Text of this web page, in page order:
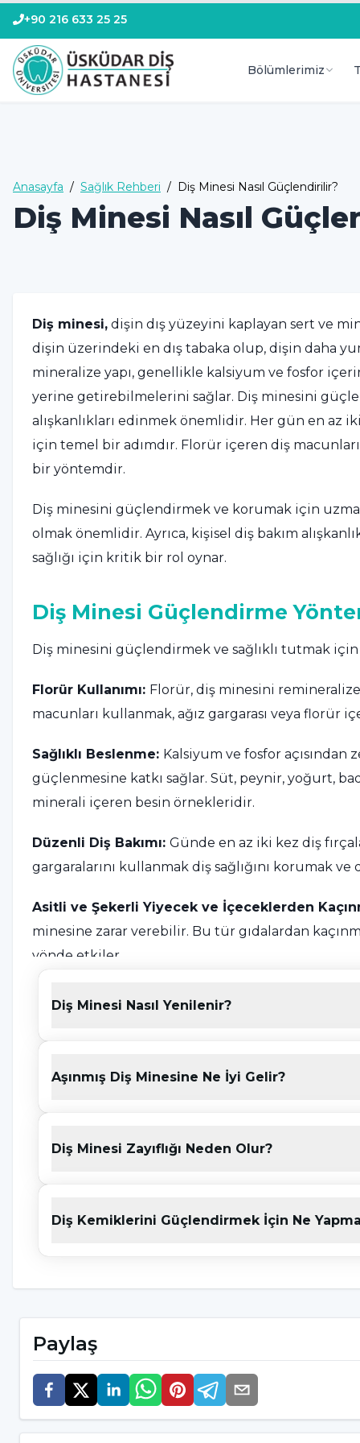
+90 216 633 25 25
Bölümlerimiz
Anasayfa / Sağlık Rehberi / Diş Minesi Nasıl Güçlendirilir?
Diş Minesi Nasıl
Diş minesi, dişin dış yüzeyini kaplayan sert ve
dişin üzerindeki en dış tabaka olup, dişin daha
mineralize yapı, genellikle kalsiyum ve fosfor
yerine getirebilmelerini sağlar. Diş minesini
alışkanlıkları edinmek önemlidir. Her gün en az
için temel bir adımdır. Florür içeren diş
bir yöntemdir.
Diş minesini güçlendirmek ve korumak için
olmak önemlidir. Ayrıca, kişisel diş bakım
sağlığı için kritik bir rol oynar.
Diş Minesi Güçlendirme
Diş minesini güçlendirmek ve sağlıklı tutmak
Florür Kullanımı: Florür, diş minesini
macunları kullanmak, ağız gargarası veya florür
Sağlıklı Beslenme: Kalsiyum ve fosfor
güçlenmesine katkı sağlar. Süt, peynir, yoğurt,
minerali içeren besin örnekleridir.
Düzenli Diş Bakımı: Günde en az iki kez diş
gargaralarını kullanmak diş sağlığını korumak
Asitli ve Şekerli Yiyecek ve İçeceklerden
minesine zarar verebilir. Bu tür gıdalardan
yönde etkiler.
Düzenli Diş Kontrolleri:
Diş hekiminize düzenli
ve tartar birikimini önlemek, diş eti
önemlidir.
Sıcak ve Soğuk Yiyeceklere Dikkat:
Çok sıcak
bu nedenle kişiselleştirilmiş bir diş sağlığı
Diş Minesi Kaybı Tedavi
Diş minesinin kaybı, genellikle bir kez
Diş Minesi Nasıl Yenilenir?
Aşınmış Diş Minesine Ne İyi Gelir?
Diş Minesi Zayıflığı Neden Olur?
Diş Kemiklerini Güçlendirmek İçin Ne
Paylaş